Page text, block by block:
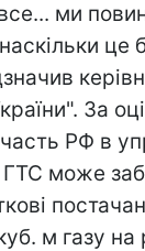
ми
це
За
РФ в
може
м газу на